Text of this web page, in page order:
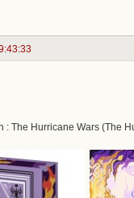
: The Hurricane Wars (The